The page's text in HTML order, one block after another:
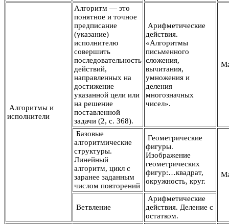
Алгоритмы и
исполнители
Алгоритм — это
понятное и точное
предписание
(указание)
исполнителю
совершить
последовательность
действий,
направленных на
достижение
указанной цели или
на решение
поставленной
задачи (2, с. 368).
Арифметические
действия.
«Алгоритмы
письменного
сложения,
вычитания,
умножения и
деления
многозначных
чисел».
Базовые
алгоритмические
структуры.
Линейный
алгоритм, цикл с
заранее заданным
числом повторений
Геометрические
фигуры.
Изображение
геометрических
фигур:…квадрат,
окружность, круг.
Ветвление
Арифметические
действия. Деление с
остатком.